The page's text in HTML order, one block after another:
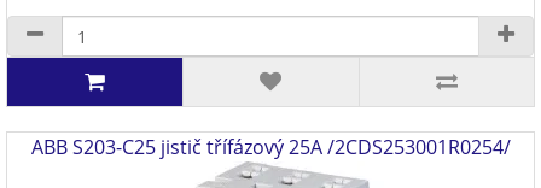
ABB S203-C25 jistič třífázový 25A /2CDS253001R0254/